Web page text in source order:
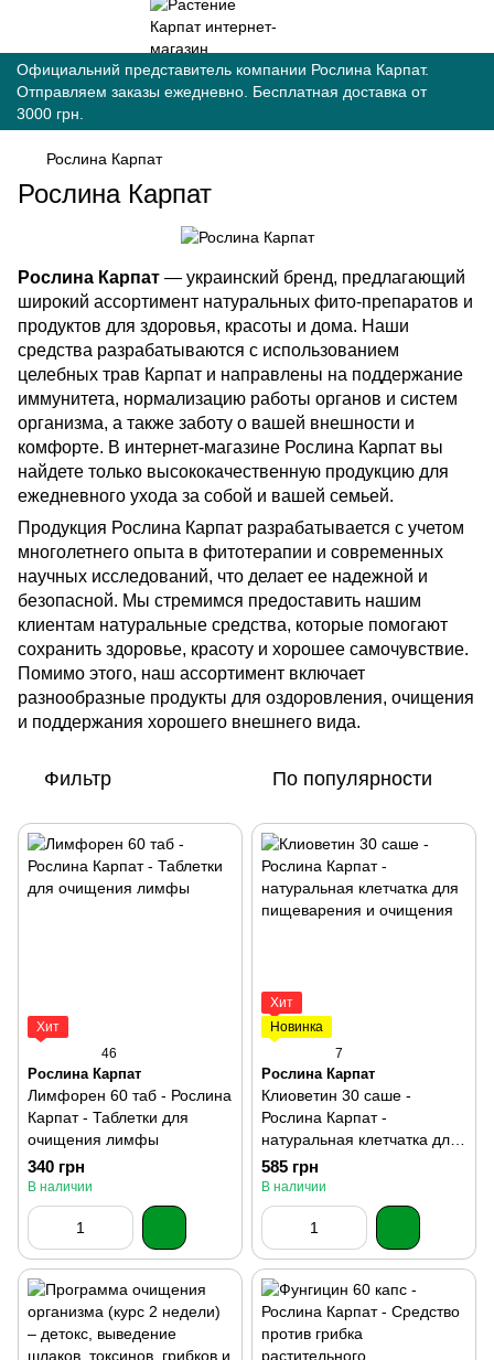
Официальний представитель компании Рослина Карпат.
Отправляем заказы ежедневно. Бесплатная доставка от
3000 грн.
Рослина Карпат
Рослина Карпат
Рослина Карпат — украинский бренд, предлагающий
широкий ассортимент натуральных фито-препаратов и
продуктов для здоровья, красоты и дома. Наши
средства разрабатываются с использованием
целебных трав Карпат и направлены на поддержание
иммунитета, нормализацию работы органов и систем
организма, а также заботу о вашей внешности и
комфорте. В интернет-магазине Рослина Карпат вы
найдете только высококачественную продукцию для
ежедневного ухода за собой и вашей семьей.
Продукция Рослина Карпат разрабатывается с учетом
многолетнего опыта в фитотерапии и современных
научных исследований, что делает ее надежной и
безопасной. Мы стремимся предоставить нашим
клиентам натуральные средства, которые помогают
сохранить здоровье, красоту и хорошее самочувствие.
Помимо этого, наш ассортимент включает
разнообразные продукты для оздоровления, очищения
и поддержания хорошего внешнего вида.
Фильтр По популярности
Хит
46
Рослина Карпат
Лимфорен 60 таб - Рослина
Карпат - Таблетки для
очищения лимфы
340 грн
В наличии
Хит
Новинка
7
Рослина Карпат
Клиоветин 30 саше -
Рослина Карпат -
натуральная клетчатка для
пищеварения и очищения
585 грн
В наличии